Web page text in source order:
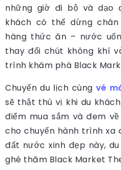
những giờ đi bộ và dạo
khách có thể dừng
hàng thức ăn – nước
thay đổi chút không khí
trình khám phá Black
Chuyến du lịch cùng vé
sẽ thật thú vị khi du
điểm mua sắm và đem
cho chuyến hành trình xa
đất nước xinh đẹp này,
ghé thăm Black Market